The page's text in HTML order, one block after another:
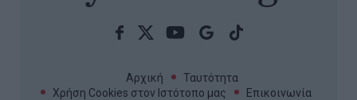
Αρχική
Ταυτότητα
Χρήση Cookies στον Ιστότοπο μας
Επικοινωνία